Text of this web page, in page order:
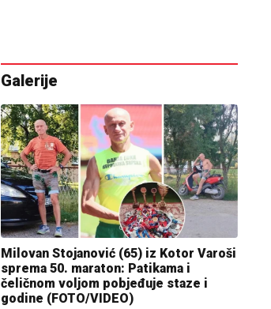
Galerije
Milovan Stojanović (65) iz Kotor Varoši
sprema 50. maraton: Patikama i
čeličnom voljom pobjeđuje staze i
godine (FOTO/VIDEO)